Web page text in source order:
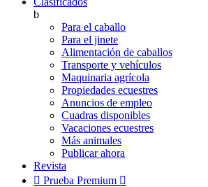
b
Para el caballo
Para el jinete
Alimentación de caballos
Transporte y vehículos
Maquinaria agrícola
Propiedades ecuestres
Anuncios de empleo
Cuadras disponibles
Vacaciones ecuestres
Más animales
Publicar ahora
Revista
 Prueba Premium 